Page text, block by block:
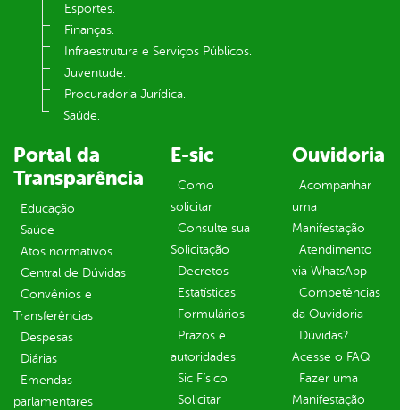
Esportes.
Finanças.
Infraestrutura e Serviços Públicos.
Juventude.
Procuradoria Jurídica.
Saúde.
Portal da
Transparência
Educação
Saúde
Atos normativos
Central de Dúvidas
Convênios e
Transferências
Despesas
Diárias
Emendas
parlamentares
E-sic
Como
solicitar
Consulte sua
Solicitação
Decretos
Estatísticas
Formulários
Prazos e
autoridades
Sic Físico
Solicitar
Ouvidoria
Acompanhar
uma
Manifestação
Atendimento
via WhatsApp
Competências
da Ouvidoria
Dúvidas?
Acesse o FAQ
Fazer uma
Manifestação